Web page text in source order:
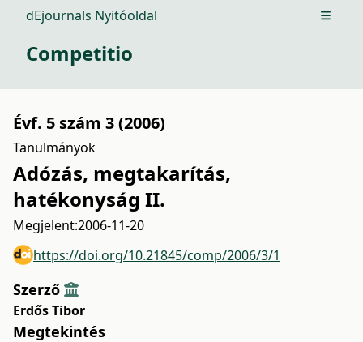
dEjournals Nyitóoldal Open
Competitio
Évf. 5 szám 3 (2006)
Tanulmányok
Adózás, megtakarítás,
hatékonyság II.
Megjelent:2006-11-20
https://doi.org/10.21845/comp/2006/3/1
Szerző
Erdős Tibor
Megtekintés